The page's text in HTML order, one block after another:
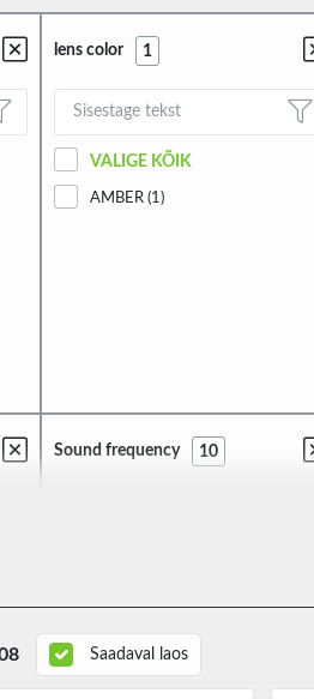
lens color 1
VALIGE KÕIK
AMBER (1)
Sound frequency 10
335HZ (2)
400HZ (2)
Saadaval laos